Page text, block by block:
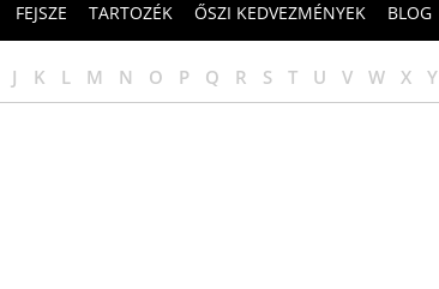
FEJSZE TARTOZÉK ŐSZI KEDVEZMÉNYEK BLOG
J K L M N O P Q R S T U V W X Y